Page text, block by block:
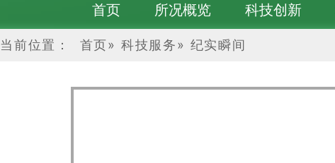
首页 所况概览 科技创新
当前位置： 首页» 科技服务» 纪实瞬间